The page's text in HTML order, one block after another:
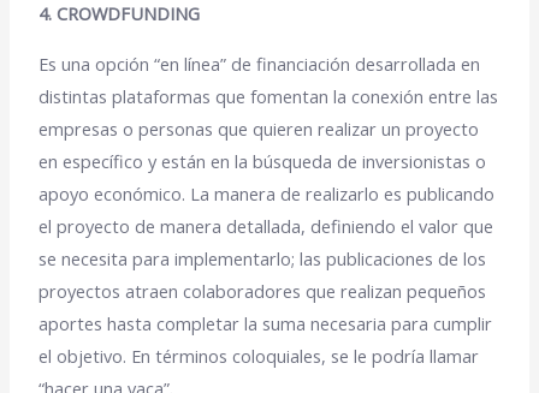
4. CROWDFUNDING
Es una opción “en línea” de financiación desarrollada en
distintasplataformas que fomentan la conexión entre las
empresas o personas que quieren realizar unproyecto
en específico y están en la búsqueda de inversionistas o
apoyo económico. La manera de realizarlo es publicando
el proyecto de manera detallada, definiendo el valor que
se necesita para implementarlo; las publicaciones de los
proyectos atraen colaboradores que realizanpequeños
aportes hasta completar la suma necesaria para cumplir
el objetivo. En términos coloquiales, se le podría llamar
“hacer una vaca”.